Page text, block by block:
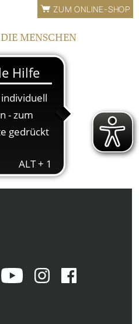
DIE MENSCHEN
FAMILIE
TEAM
ÖFFNUNGSZEITEN
ZUM ONLINE-SHOP